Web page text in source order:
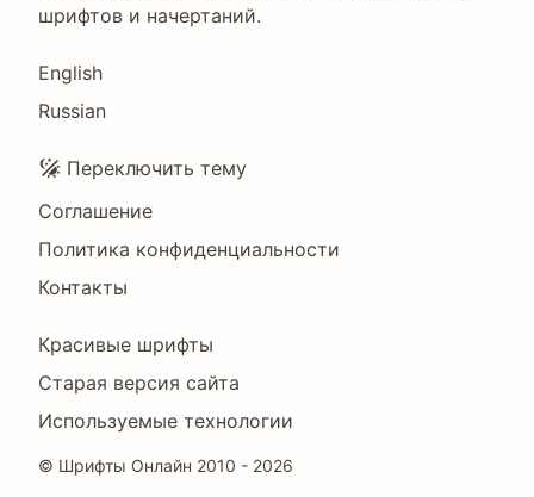
шрифтов и начертаний.
Language
English
Russian
Подвал
Переключить тему
Соглашение
Политика конфиденциальности
Контакты
Footer
Right
Красивые шрифты
Старая версия сайта
Используемые технологии
© Шрифты Онлайн 2010 - 2026